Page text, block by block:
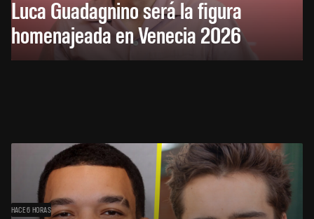
Luca Guadagnino será la figura
homenajeada en Venecia 2026
HACE 6 HORAS